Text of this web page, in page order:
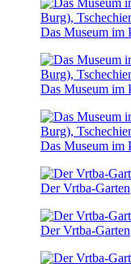
Das Museum im
Das Museum im
Das Museum im
Der Vrtba-Garten
Der Vrtba-Garten